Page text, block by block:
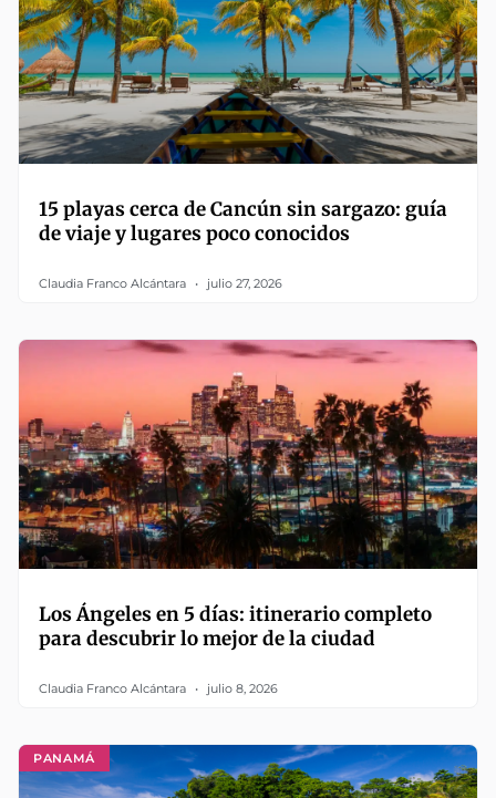
15 playas cerca de Cancún sin sargazo: guía
de viaje y lugares poco conocidos
Claudia Franco Alcántara julio 27, 2026
Los Ángeles en 5 días: itinerario completo
para descubrir lo mejor de la ciudad
Claudia Franco Alcántara julio 8, 2026
PANAMÁ